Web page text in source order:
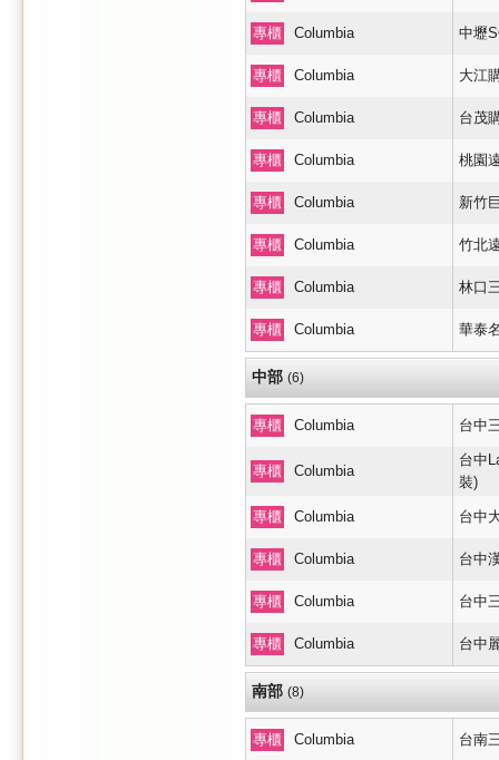
專櫃 Columbia 中壢
專櫃 Columbia 大江
專櫃 Columbia 台茂
專櫃 Columbia 桃園
專櫃 Columbia 新竹
專櫃 Columbia 竹北
專櫃 Columbia 林口
專櫃 Columbia 華泰
中部 (6)
專櫃 Columbia 台中
專櫃 Columbia
台中
裝)
專櫃 Columbia 台中
專櫃 Columbia 台中
專櫃 Columbia 台中
專櫃 Columbia 台中
南部 (8)
專櫃 Columbia 台南